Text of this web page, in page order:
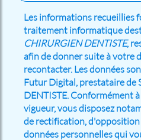
Les informations recueillies
traitement informatique
CHIRURGIEN DENTISTE,
afin de donner suite à votre
recontacter. Les données
Futur Digital, prestataire de
DENTISTE. Conformément
vigueur, vous disposez
de rectification,
données personnelles qui